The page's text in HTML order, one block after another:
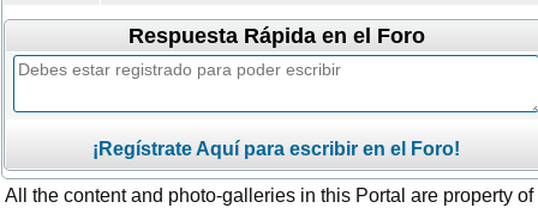
Respuesta Rápida en el Foro
¡Regístrate Aquí para escribir en el Foro!
All the content and photo-galleries in this Portal are property of